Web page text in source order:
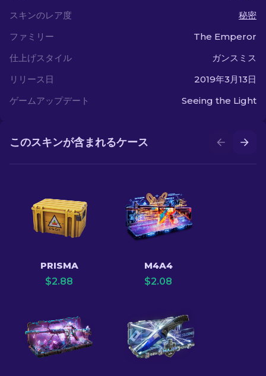
スキンのレア度
秘密
ファミリー
The Emperor
仕上げスタイル
ガンスミス
リリース日
2019年3月13日
ゲームアップデート
Seeing the Light
このスキンが含まれるケース
PRISMA
$2.88
M4A4
$2.08